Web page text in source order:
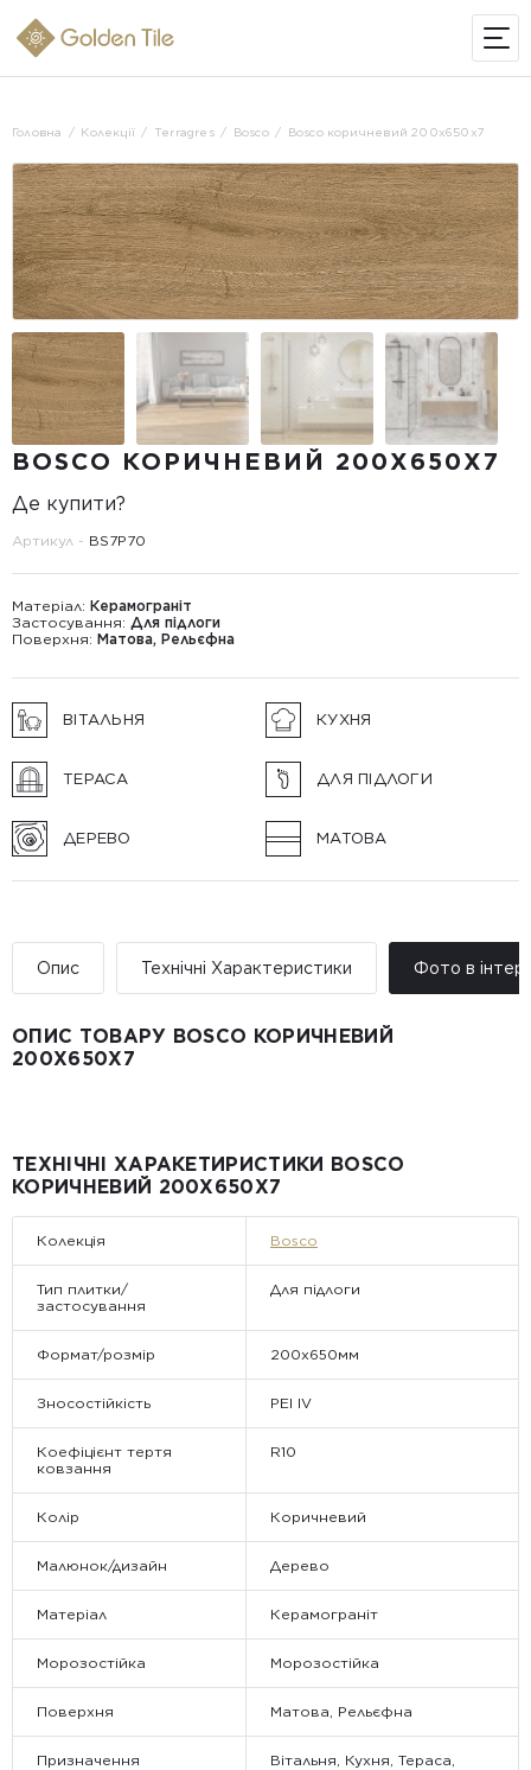
Головна Колекції Terragres Bosco Bosco коричневий 200x650x7
BOSCO КОРИЧНЕВИЙ 200X650X7
Де купити?
Артикул - BS7P70
Матеріал: Керамограніт
Застосування: Для підлоги
Поверхня: Матова, Рельєфна
ВІТАЛЬНЯ КУХНЯ
ТЕРАСА ДЛЯ ПІДЛОГИ
ДЕРЕВО МАТОВА
Опис Технічні Характеристики Фото в
ОПИС ТОВАРУ BOSCO КОРИЧНЕВИЙ
200X650X7
ТЕХНІЧНІ ХАРАКЕТИРИСТИКИ BOSCO
КОРИЧНЕВИЙ 200X650X7
Колекція Bosco
Тип плитки/
застосування
Для підлоги
Формат/розмір 200х650мм
Зносостійкість PEI IV
Коефіцієнт тертя
ковзання
R10
Колір Коричневий
Малюнок/дизайн Дерево
Матеріал Керамограніт
Морозостійка Морозостійка
Поверхня Матова, Рельєфна
Призначення
Вітальня, Кухня, Тераса,